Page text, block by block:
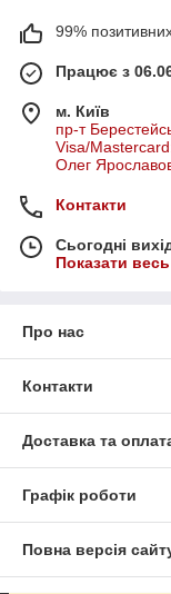
99% позитивних
Працює з
м. Київ
пр-т
Visa/
Олег
Контакти
Сьогодні
Показати
Про нас
Контакти
Доставка та
Графік роботи
Повна версія